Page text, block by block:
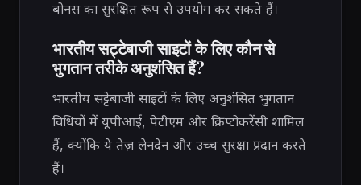
बोनस का सुरक्षित रूप से उपयोग कर सकते हैं।
भारतीय सट्टेबाजी साइटों के लिए कौन से
भुगतान तरीके अनुशंसित हैं?
भारतीय सट्टेबाजी साइटों के लिए अनुशंसित भुगतान
विधियों में यूपीआई, पेटीएम और क्रिप्टोकरेंसी शामिल
हैं, क्योंकि ये तेज़ लेनदेन और उच्च सुरक्षा प्रदान करते
हैं।